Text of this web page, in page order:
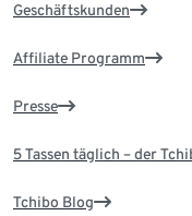
Geschäftskunden
Affiliate Programm
Presse
5 Tassen täglich – der
Tchibo Blog